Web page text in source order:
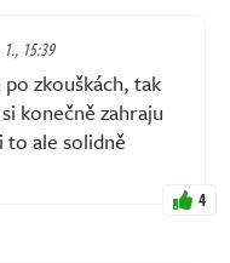
15:39
po zkouškách, tak
konečně zahraju
to ale solidně
4